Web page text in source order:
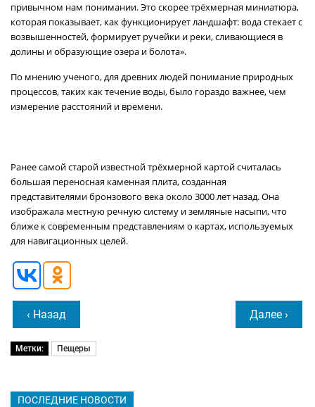
привычном нам понимании. Это скорее трёхмерная миниатюра,
которая показывает, как функционирует ландшафт: вода стекает с
возвышенностей, формирует ручейки и реки, сливающиеся в
долины и образующие озера и болота».
По мнению ученого, для древних людей понимание природных
процессов, таких как течение воды, было гораздо важнее, чем
измерение расстояний и времени.
Ранее самой старой известной трёхмерной картой считалась
большая переносная каменная плита, созданная
представителями бронзового века около 3000 лет назад. Она
изображала местную речную систему и земляные насыпи, что
ближе к современным представлениям о картах, используемых
для навигационных целей.
‹ Назад Далее ›
Метки: Пещеры
ПОСЛЕДНИЕ НОВОСТИ